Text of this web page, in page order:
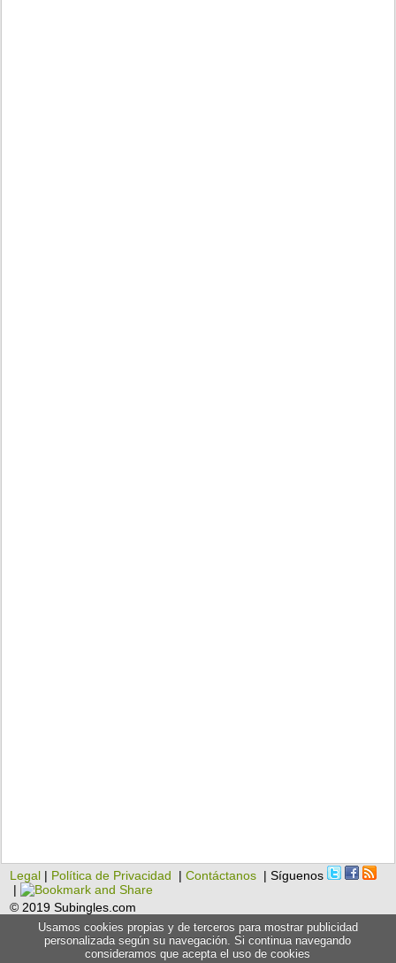
Legal | Política de Privacidad |Contáctanos | Síguenos
|
© 2019 Subingles.com
Usamos cookies propias y de terceros para mostrar publicidad
personalizada según su navegación. Si continua navegando
consideramos que acepta el uso de cookies